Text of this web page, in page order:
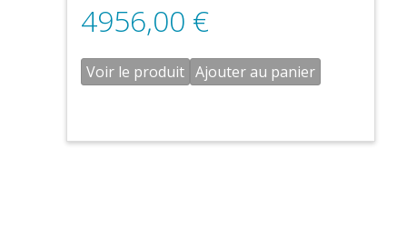
4956,00 €
Voir le produit Ajouter au panier